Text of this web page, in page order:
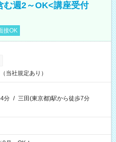
む週2～OK<講座受付
接OK
当社規定あり）
分 / 三田(東京都)駅から徒歩7分